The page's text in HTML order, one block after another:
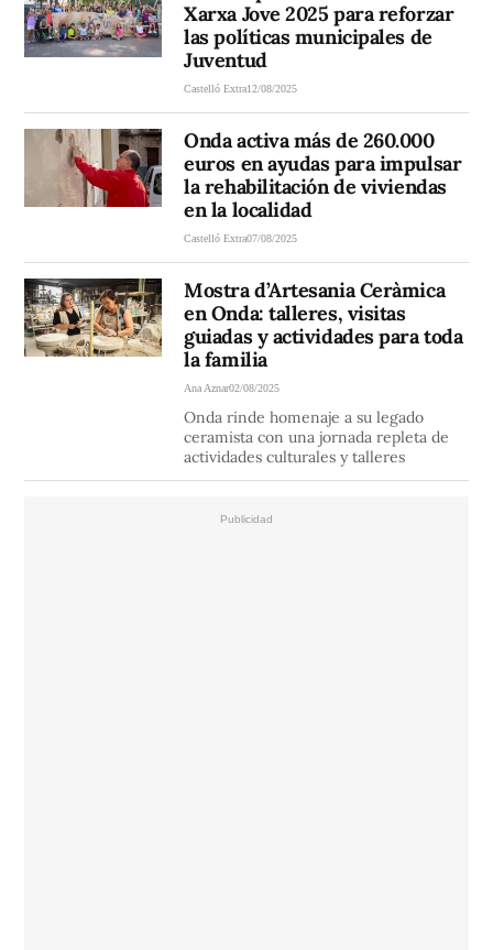
Xarxa Jove 2025 para reforzar
las políticas municipales de
Juventud
Castelló Extra12/08/2025
Onda activa más de 260.000
euros en ayudas para impulsar
la rehabilitación de viviendas
en la localidad
Castelló Extra07/08/2025
Mostra d’Artesania Ceràmica
en Onda: talleres, visitas
guiadas y actividades para toda
la familia
Ana Aznar02/08/2025
Onda rinde homenaje a su legado
ceramista con una jornada repleta de
actividades culturales y talleres